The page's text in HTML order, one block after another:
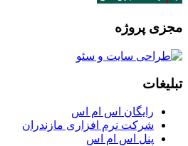
مجزی پروژه
تبلیغات
رایگان اس ام اس
شرکت نرم افزاری مازندران
پنل اس ام اس